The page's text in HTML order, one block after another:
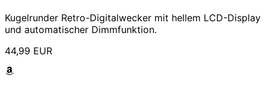
Kugelrunder Retro-Digitalwecker mit hellem LCD-Display
und automatischer Dimmfunktion.
44,99 EUR